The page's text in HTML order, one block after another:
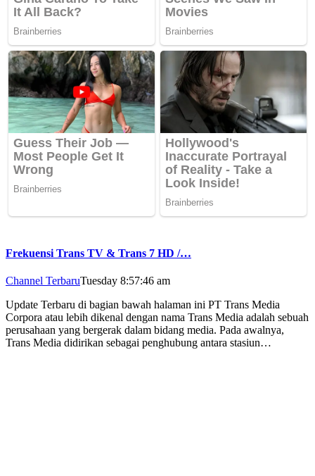
Frekuensi Trans TV & Trans 7 HD /…
Channel TerbaruTuesday 8:57:46 am
Update Terbaru di bagian bawah halaman ini PT Trans Media
Corpora atau lebih dikenal dengan nama Trans Media adalah sebuah
perusahaan yang bergerak dalam bidang media. Pada awalnya,
Trans Media didirikan sebagai penghubung antara stasiun…